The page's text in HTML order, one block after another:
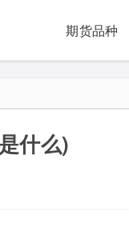
期货品种
什么)